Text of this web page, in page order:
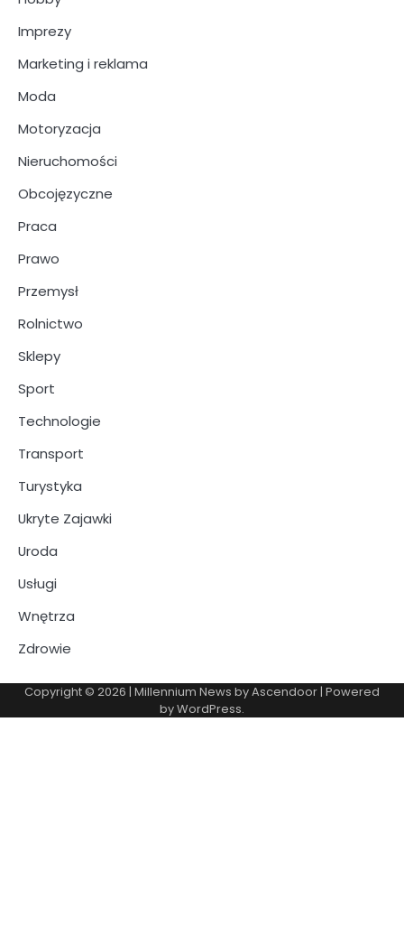
Imprezy
Marketing i reklama
Moda
Motoryzacja
Nieruchomości
Obcojęzyczne
Praca
Prawo
Przemysł
Rolnictwo
Sklepy
Sport
Technologie
Transport
Turystyka
Ukryte Zajawki
Uroda
Usługi
Wnętrza
Zdrowie
Copyright © 2026 | Millennium News byAscendoor| Powered
byWordPress.